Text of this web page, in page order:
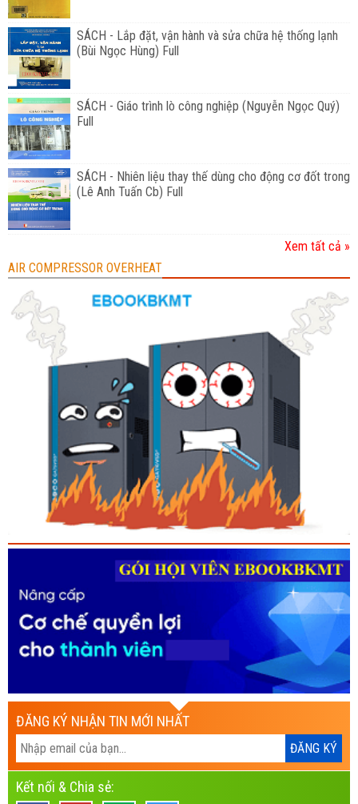
SÁCH - Lắp đặt, vận hành và sửa chữa hệ thống lạnh
(Bùi Ngọc Hùng) Full
SÁCH - Giáo trình lò công nghiệp (Nguyễn Ngọc Quý)
Full
SÁCH - Nhiên liệu thay thế dùng cho động cơ đốt trong
(Lê Anh Tuấn Cb) Full
Xem tất cả »
AIR COMPRESSOR OVERHEAT
ĐĂNG KÝ NHẬN TIN MỚI NHẤT
Kết nối & Chia sẻ: